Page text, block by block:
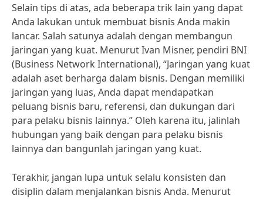
Selain tips di atas, ada beberapa trik lain yang dapat
Anda lakukan untuk membuat bisnis Anda makin
lancar. Salah satunya adalah dengan membangun
jaringan yang kuat. Menurut Ivan Misner, pendiri BNI
(Business Network International), “Jaringan yang kuat
adalah aset berharga dalam bisnis. Dengan memiliki
jaringan yang luas, Anda dapat mendapatkan
peluang bisnis baru, referensi, dan dukungan dari
para pelaku bisnis lainnya.” Oleh karena itu, jalinlah
hubungan yang baik dengan para pelaku bisnis
lainnya dan bangunlah jaringan yang kuat.
Terakhir, jangan lupa untuk selalu konsisten dan
disiplin dalam menjalankan bisnis Anda. Menurut